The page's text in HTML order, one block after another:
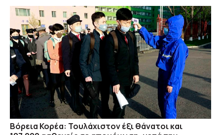
Βόρεια Κορέα: Τουλάχιστον έξι θάνατοι και